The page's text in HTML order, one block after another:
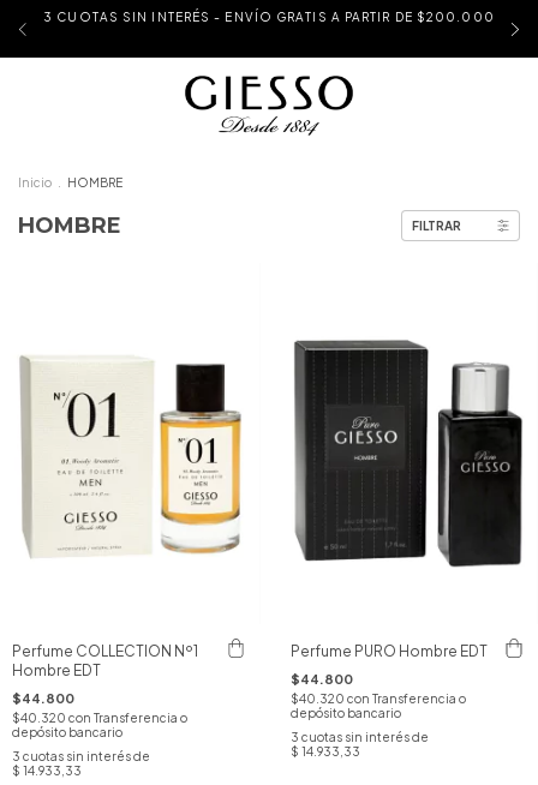
3 CUOTAS SIN INTERÉS - ENVÍO GRATIS A PARTIR DE $200.000
Inicio HOMBRE
HOMBRE FILTRAR
Perfume COLLECTION Nº1
Hombre EDT
$44.800
$40.320 con Transferencia o
depósito bancario
3 cuotas sin interés de
$ 14.933,33
Perfume PURO Hombre EDT
$44.800
$40.320 con Transferencia o
depósito bancario
3 cuotas sin interés de
$ 14.933,33